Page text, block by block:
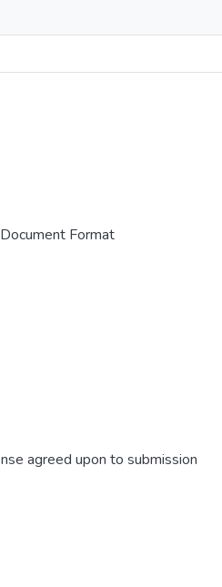
Format
agreed upon to submission